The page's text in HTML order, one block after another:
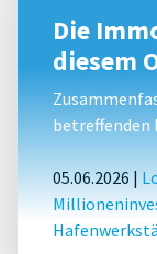
Die
diesem
betreffenden
05.06.2026 |